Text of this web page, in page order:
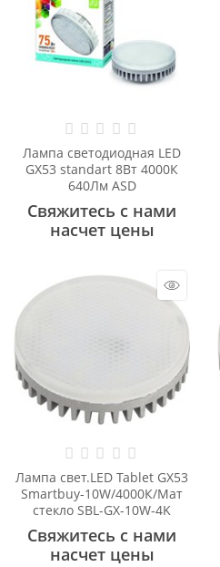
Лампа светодиодная LED
GX53 standart 8Вт 4000К
640Лм ASD
Свяжитесь с нами
насчет цены
Лампа свет.LED Tablet GX53
Smartbuy-10W/4000К/Мат
стекло SBL-GX-10W-4K
Свяжитесь с нами
насчет цены